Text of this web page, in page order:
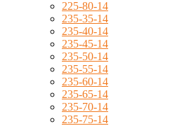
225-80-14
235-35-14
235-40-14
235-45-14
235-50-14
235-55-14
235-60-14
235-65-14
235-70-14
235-75-14